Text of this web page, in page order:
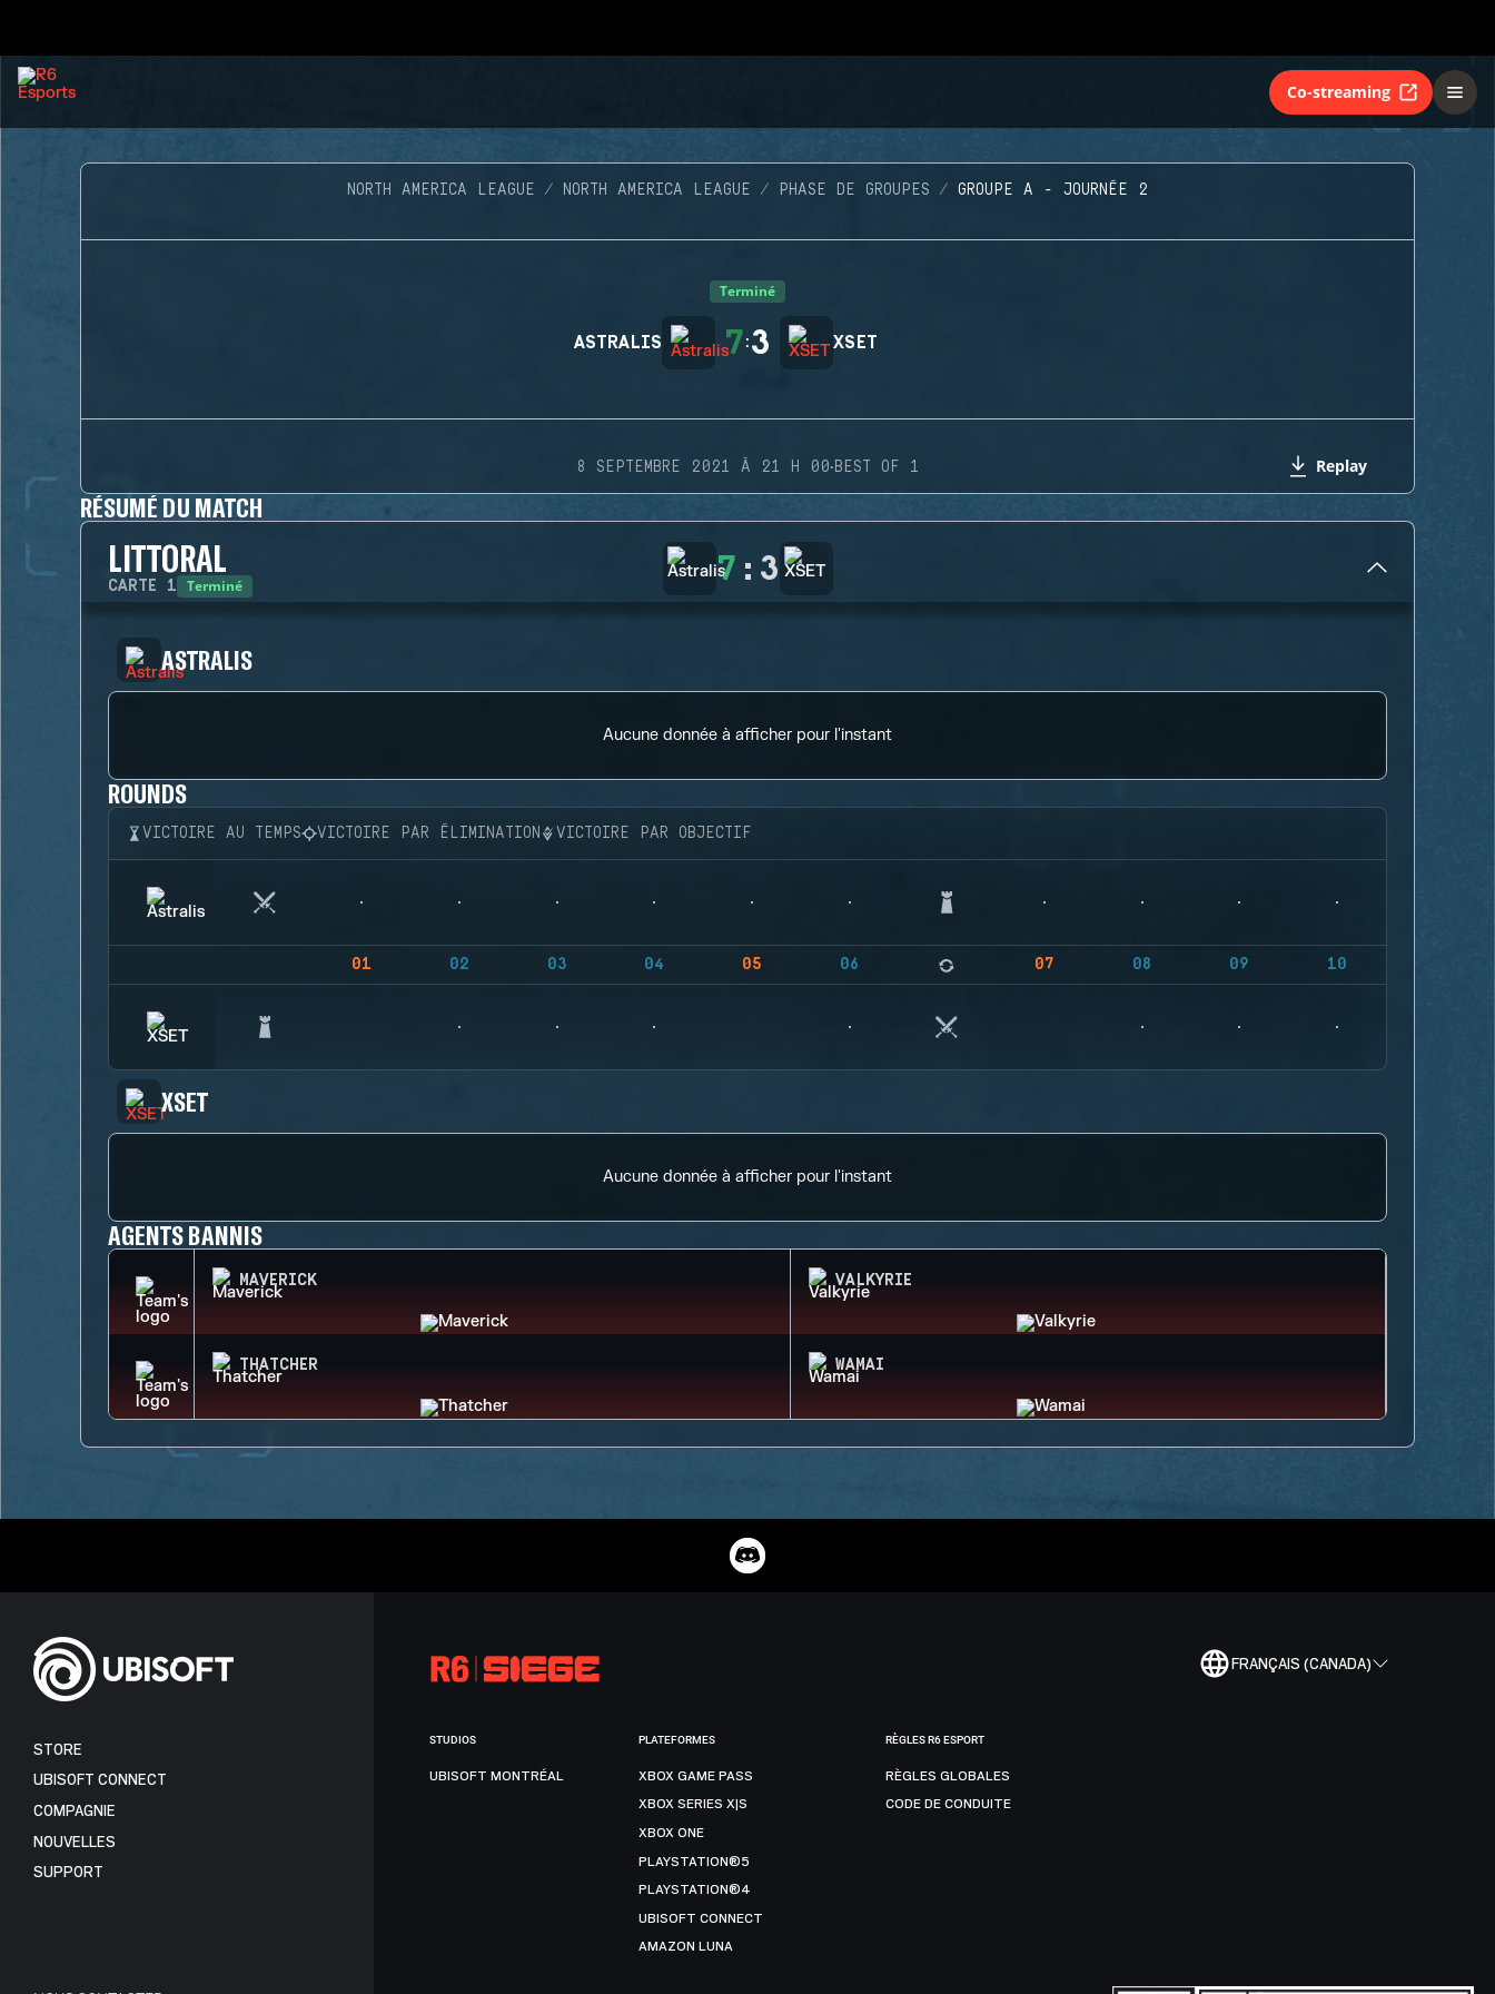
Co-streaming
NORTH AMERICA LEAGUE NORTH AMERICA LEAGUE PHASE DE GROUPES GROUPE A - JOURNÉE 2
Terminé
ASTRALIS 7:3 XSET
8 SEPTEMBRE 2021 À 21 H 00·BEST OF 1 Replay
RÉSUMÉ DU MATCH
LITTORAL
CARTE 1 Terminé 7 : 3
ASTRALIS
Aucune donnée à afficher pour l'instant
ROUNDS
VICTOIRE AU TEMPS VICTOIRE PAR ÉLIMINATION VICTOIRE PAR OBJECTIF
01 02 03 04 05 06 07 08 09 10
XSET
Aucune donnée à afficher pour l'instant
AGENTS BANNIS
MAVERICK VALKYRIE
THATCHER WAMAI
FRANÇAIS (CANADA)
STORE
UBISOFT CONNECT
COMPAGNIE
NOUVELLES
SUPPORT
STUDIOS
UBISOFT MONTRÉAL
PLATEFORMES
XBOX GAME PASS
XBOX SERIES X|S
XBOX ONE
PLAYSTATION®5
PLAYSTATION®4
UBISOFT CONNECT
AMAZON LUNA
RÈGLES R6 ESPORT
RÈGLES GLOBALES
CODE DE CONDUITE